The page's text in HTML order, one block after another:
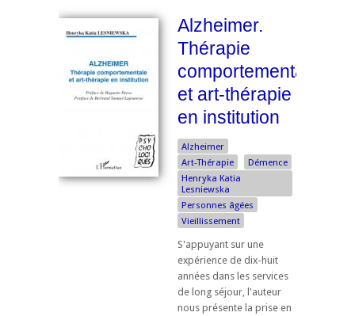
Alzheimer.
Thérapie
comportementale
et art-thérapie
en institution
Alzheimer
Art-Thérapie
Démence
Henryka Katia
Lesniewska
Personnes âgées
Vieillissement
S'appuyant sur une
expérience de dix-huit
années dans les services
de long séjour, l'auteur
nous présente la prise en